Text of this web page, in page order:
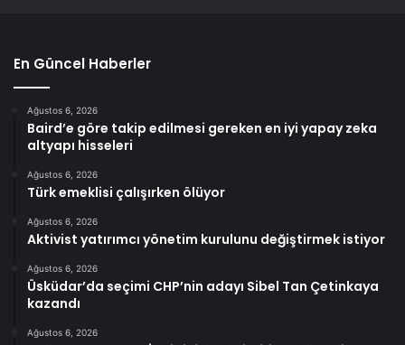
En Güncel Haberler
Ağustos 6, 2026
Baird’e göre takip edilmesi gereken en iyi yapay zeka
altyapı hisseleri
Ağustos 6, 2026
Türk emeklisi çalışırken ölüyor
Ağustos 6, 2026
Aktivist yatırımcı yönetim kurulunu değiştirmek istiyor
Ağustos 6, 2026
Üsküdar’da seçimi CHP’nin adayı Sibel Tan Çetinkaya
kazandı
Ağustos 6, 2026